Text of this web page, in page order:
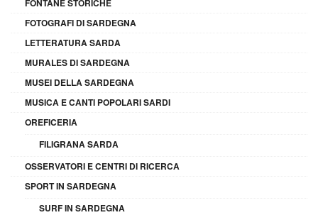
FONTANE STORICHE
FOTOGRAFI DI SARDEGNA
LETTERATURA SARDA
MURALES DI SARDEGNA
MUSEI DELLA SARDEGNA
MUSICA E CANTI POPOLARI SARDI
OREFICERIA
FILIGRANA SARDA
OSSERVATORI E CENTRI DI RICERCA
SPORT IN SARDEGNA
SURF IN SARDEGNA